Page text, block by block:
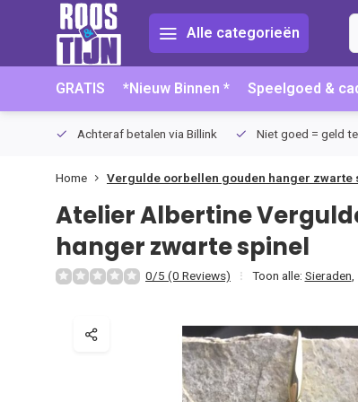
Alle categorieën
GRATIS *Nieuw Binnen * Speelgoed &
Achteraf betalen via Billink Niet goed = geld
Home Vergulde oorbellen gouden hanger zwarte
Atelier Albertine
hanger zwarte spinel
0/5 (0 Reviews) Toon alle: Sieraden